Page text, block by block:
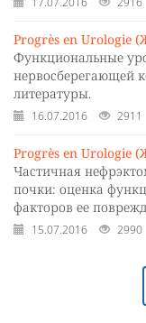
Progrès en Urologie
Функциональные
нервосберегающей
литературы.
16.07.2016 2911
Progrès en Urologie
Частичная
почки: оценка
факторов ее
15.07.2016 2990